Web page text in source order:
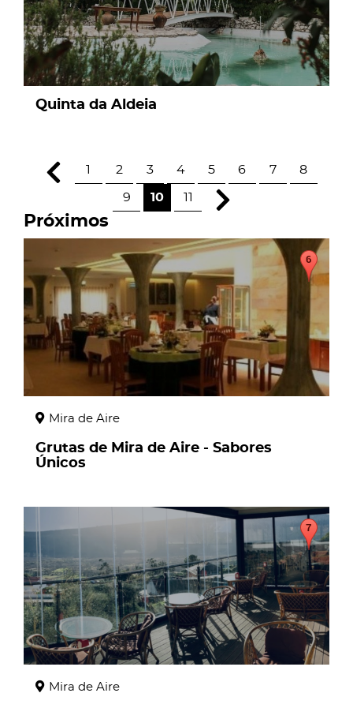
Quinta da Aldeia
1 2 3 4 5 6 7 8
9 10 11
Próximos
Mira de Aire
Grutas de Mira de Aire - Sabores
Únicos
Mira de Aire